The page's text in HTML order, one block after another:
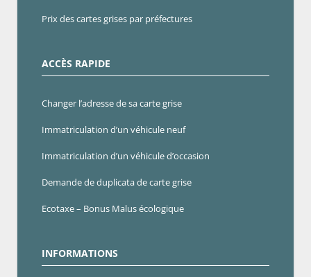
Prix des cartes grises par préfectures
ACCÈS RAPIDE
Changer l’adresse de sa carte grise
Immatriculation d’un véhicule neuf
Immatriculation d’un véhicule d’occasion
Demande de duplicata de carte grise
Ecotaxe – Bonus Malus écologique
INFORMATIONS